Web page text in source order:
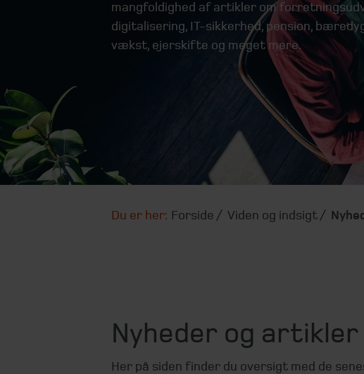
mangfoldighed af artikler om
digitalisering, IT-sikkerhed, pension,
vækst, ejerskifte og meget mere.
Du er her: Forside Viden og indsigt
Nyheder og artikler
Her på siden finder du oversigt med de